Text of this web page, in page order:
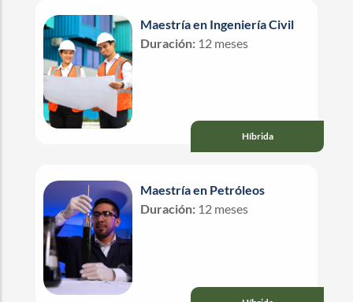
Maestría en Ingeniería Civil
Duración: 12 meses
Híbrida
Maestría en Petróleos
Duración: 12 meses